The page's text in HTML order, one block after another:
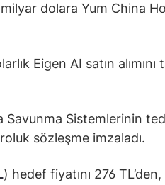
dolara Yum China
Eigen AI satın alımını
Savunma Sistemlerinin
sözleşme imzaladı.
) hedef fiyatını 276 TL’den,